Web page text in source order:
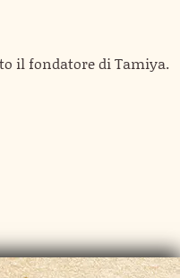
il fondatore di Tamiya.